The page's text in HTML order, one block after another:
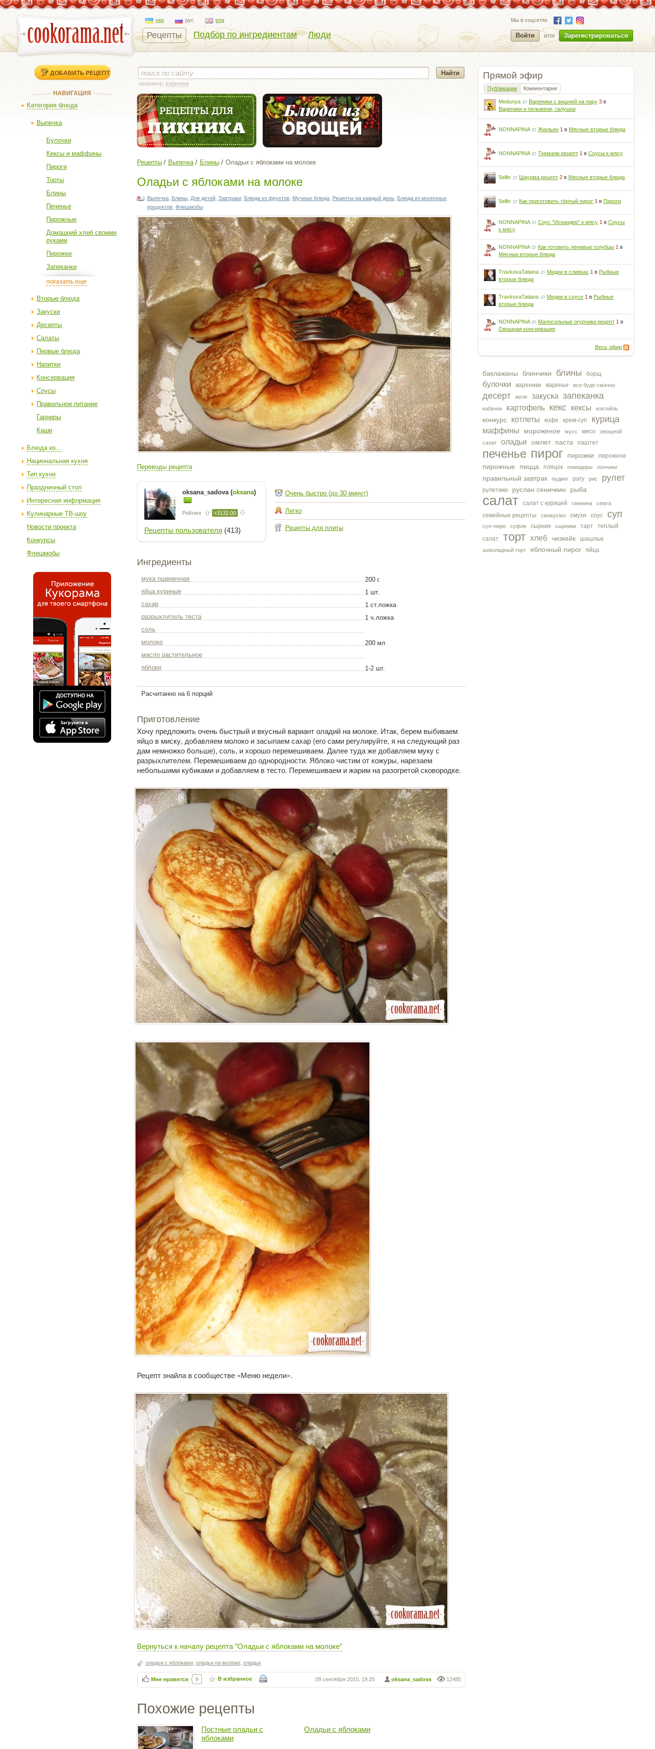
укр рус eng
Рецепты Подбор по ингредиентам Люди
Мы в соцсетях
Войти или Зарегистрироваться
ДОБАВИТЬ РЕЦЕПТ
НАВИГАЦИЯ
Категория блюда
Выпечка
Булочки
Кексы и маффины
Пироги
Торты
Блины
Печенье
Пирожные
Домашний хлеб своими
руками
Пирожки
Запеканки
показать еще
Вторые блюда
Закуски
Десерты
Салаты
Первые блюда
Напитки
Консервация
Соусы
Правильное питание
Гарниры
Каши
Блюда из...
Национальная кухня
Тип кухни
Праздничный стол
Интересная информация
Кулинарные ТВ-шоу
Новости проекта
Конкурсы
Флешмобы
Прямой эфир
Публикации Комментарии
Medunya Вареники с вишней на пару 3 в
Вареники и пельмени, галушки
NONNAPINA Жюльен 1 вМясные вторые блюда
NONNAPINA Ткемали рецепт 1 вСоусы к мясу
Sellin Шаурма рецепт 2 вМясные вторые блюда
Sellin Как приготовить тёртый пирог 1 вПироги
NONNAPINA Соус "Искандер" к мясу 1 вСоусы
к мясу
NONNAPINA Как готовить ленивые голубцы 1 в
Мясные вторые блюда
TravkovaTatiana Мидии в сливках 1 вРыбные
вторые блюда
TravkovaTatiana Мидии в соусе 1 вРыбные
вторые блюда
NONNAPINA Малосольные огурчики рецепт 1 в
Овощная консервация
Весь эфир
баклажаны блинчики блины борщ
булочки вареники варенье все буде смачно
десерт желе закуска запеканка
кабачки картофель кекс кексы коктейль
конкурс котлеты кофе крем-суп курица
маффины мороженое мусс мясо
овощной
салат
оладьи омлет паста паштет
печенье пирог пирожки пирожное
пирожные пицца пляцок помидоры пончики
правильный завтрак пудинг рагу рис рулет
рулетики руслан сеничкин рыба
салат салат с курицей свинина семга
семейные рецепты смакуємо смузи соус суп
суп-пюре суфле сырник сырники тарт
теплый
салат
торт хлеб чизкейк шашлык
шоколадный торт яблочный пирог яйца
например: вареники
Рецепты Выпечка Блины Оладьи с яблоками на молоке
Оладьи с яблоками на молоке
Выпечка, Блины Для детей, Завтраки, Блюда из фруктов, Мучные блюда, Рецепты на каждый день, Блюда из молочных
продуктов, Флешмобы
Переводы рецепта
oksana_sadova (oksana)
Рейтинг +3132.00
Рецепты пользователя (413)
Очень быстро (до 30 минут)
Легко
Рецепты для плиты
Ингредиенты
мука пшеничная
200 г.
яйца куриные
1 шт.
сахар
1 ст.ложка
разрыхлитель теста
1 ч.ложка
соль
молоко
200 мл
масло растительное
яблоки
1-2 шт.
Расчитанно на 6 порций
Приготовление
Хочу предложить очень быстрый и вкусный вариант оладий на молоке. Итак, берем выбиваем
яйцо в миску, добавляем молоко и засыпаем сахар (его сами регулируйте, я на следующий раз
дам немножко больше), соль, и хорошо перемешиваем. Далее туда же добавляем муку с
разрыхлителем. Перемешиваем до однородности. Яблоко чистим от кожуры, нарезаем
небольшими кубиками и добавляем в тесто. Перемешиваем и жарим на разогретой сковородке.
Рецепт знайла в сообществе «Меню недели».
Вернуться к началу рецепта "Оладьи с яблоками на молоке"
оладьи с яблоками, оладьи на молоке, оладьи
12485
oksana_sadova
09 сентября 2015, 19:25
Мне нравится 9 В избранное
Похожие рецепты
Постные оладьи с
яблоками
Оладьи с яблоками